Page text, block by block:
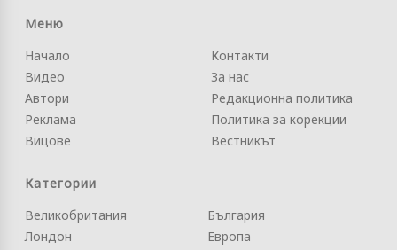
Меню
Начало
Видео
Автори
Реклама
Вицове
Контакти
За нас
Редакционна политика
Политика за корекции
Вестникът
Категории
Великобритания
Лондон
България
Европа